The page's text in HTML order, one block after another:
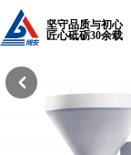
坚守品质与初心
匠心砥砺30余载
낒